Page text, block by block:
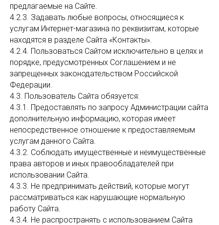
предлагаемые на Сайте.
4.2.3. Задавать любые вопросы, относящиеся к
услугам Интернет-магазина по реквизитам, которые
находятся в разделе Сайта «Контакты».
4.2.4. Пользоваться Сайтом исключительно в целях и
порядке, предусмотренных Соглашением и не
запрещенных законодательством Российской
Федерации.
4.3. Пользователь Сайта обязуется:
4.3.1. Предоставлять по запросу Администрации сайта
дополнительную информацию, которая имеет
непосредственное отношение к предоставляемым
услугам данного Сайта.
4.3.2. Соблюдать имущественные и неимущественные
права авторов и иных правообладателей при
использовании Сайта.
4.3.3. Не предпринимать действий, которые могут
рассматриваться как нарушающие нормальную
работу Сайта.
4.3.4. Не распространять с использованием Сайта